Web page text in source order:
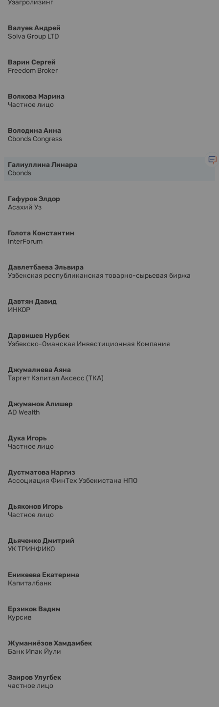
Узагролизинг
Валуев Андрей
Solva Group LTD
Варин Сергей
Freedom Broker
Волкова Марина
Частное лицо
Володина Анна
Cbonds Congress
Галиуллина Линара
Cbonds
Гафуров Элдор
Асахий Уз
Голота Константин
InterForum
Давлетбаева Эльвира
Узбекская республиканская товарно-сырьевая биржа
Давтян Давид
ИНКОР
Дарвишев Нурбек
Узбекско-Оманская Инвестиционная Компания
Джумалиева Аяна
Таргет Кэпитал Аксесс (ТКА)
Джуманов Алишер
AD Wealth
Дука Игорь
Частное лицо
Дустматова Наргиз
Ассоциация ФинТех Узбекистана НПО
Дьяконов Игорь
Частное лицо
Дьяченко Дмитрий
УК ТРИНФИКО
Еникеева Екатерина
Капиталбанк
Ерзиков Вадим
Курсив
Жуманиёзов Хамдамбек
Банк Ипак Йули
Заиров Улугбек
частное лицо